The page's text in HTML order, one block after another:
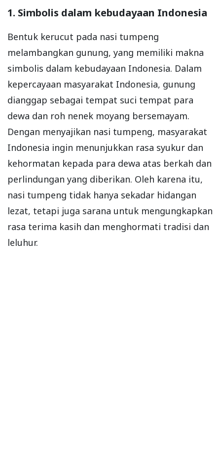
1. Simbolis dalam kebudayaan Indonesia
Bentuk kerucut pada nasi tumpeng
melambangkan gunung, yang memiliki makna
simbolis dalam kebudayaan Indonesia. Dalam
kepercayaan masyarakat Indonesia, gunung
dianggap sebagai tempat suci tempat para
dewa dan roh nenek moyang bersemayam.
Dengan menyajikan nasi tumpeng, masyarakat
Indonesia ingin menunjukkan rasa syukur dan
kehormatan kepada para dewa atas berkah dan
perlindungan yang diberikan. Oleh karena itu,
nasi tumpeng tidak hanya sekadar hidangan
lezat, tetapi juga sarana untuk mengungkapkan
rasa terima kasih dan menghormati tradisi dan
leluhur.